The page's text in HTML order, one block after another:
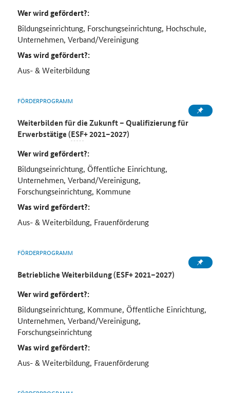
Wer wird gefördert?:
Bildungseinrichtung, Forschungseinrichtung, Hochschule,
Unternehmen, Verband/Vereinigung
Was wird gefördert?:
Aus- & Weiterbildung
FÖRDERPROGRAMM
Weiterbilden für die Zukunft – Qualifizierung für
Erwerbstätige (ESF+ 2021–2027)
Wer wird gefördert?:
Bildungseinrichtung, Öffentliche Einrichtung,
Unternehmen, Verband/Vereinigung,
Forschungseinrichtung, Kommune
Was wird gefördert?:
Aus- & Weiterbildung, Frauenförderung
FÖRDERPROGRAMM
Betriebliche Weiterbildung (ESF+ 2021–2027)
Wer wird gefördert?:
Bildungseinrichtung, Kommune, Öffentliche Einrichtung,
Unternehmen, Verband/Vereinigung,
Forschungseinrichtung
Was wird gefördert?:
Aus- & Weiterbildung, Frauenförderung